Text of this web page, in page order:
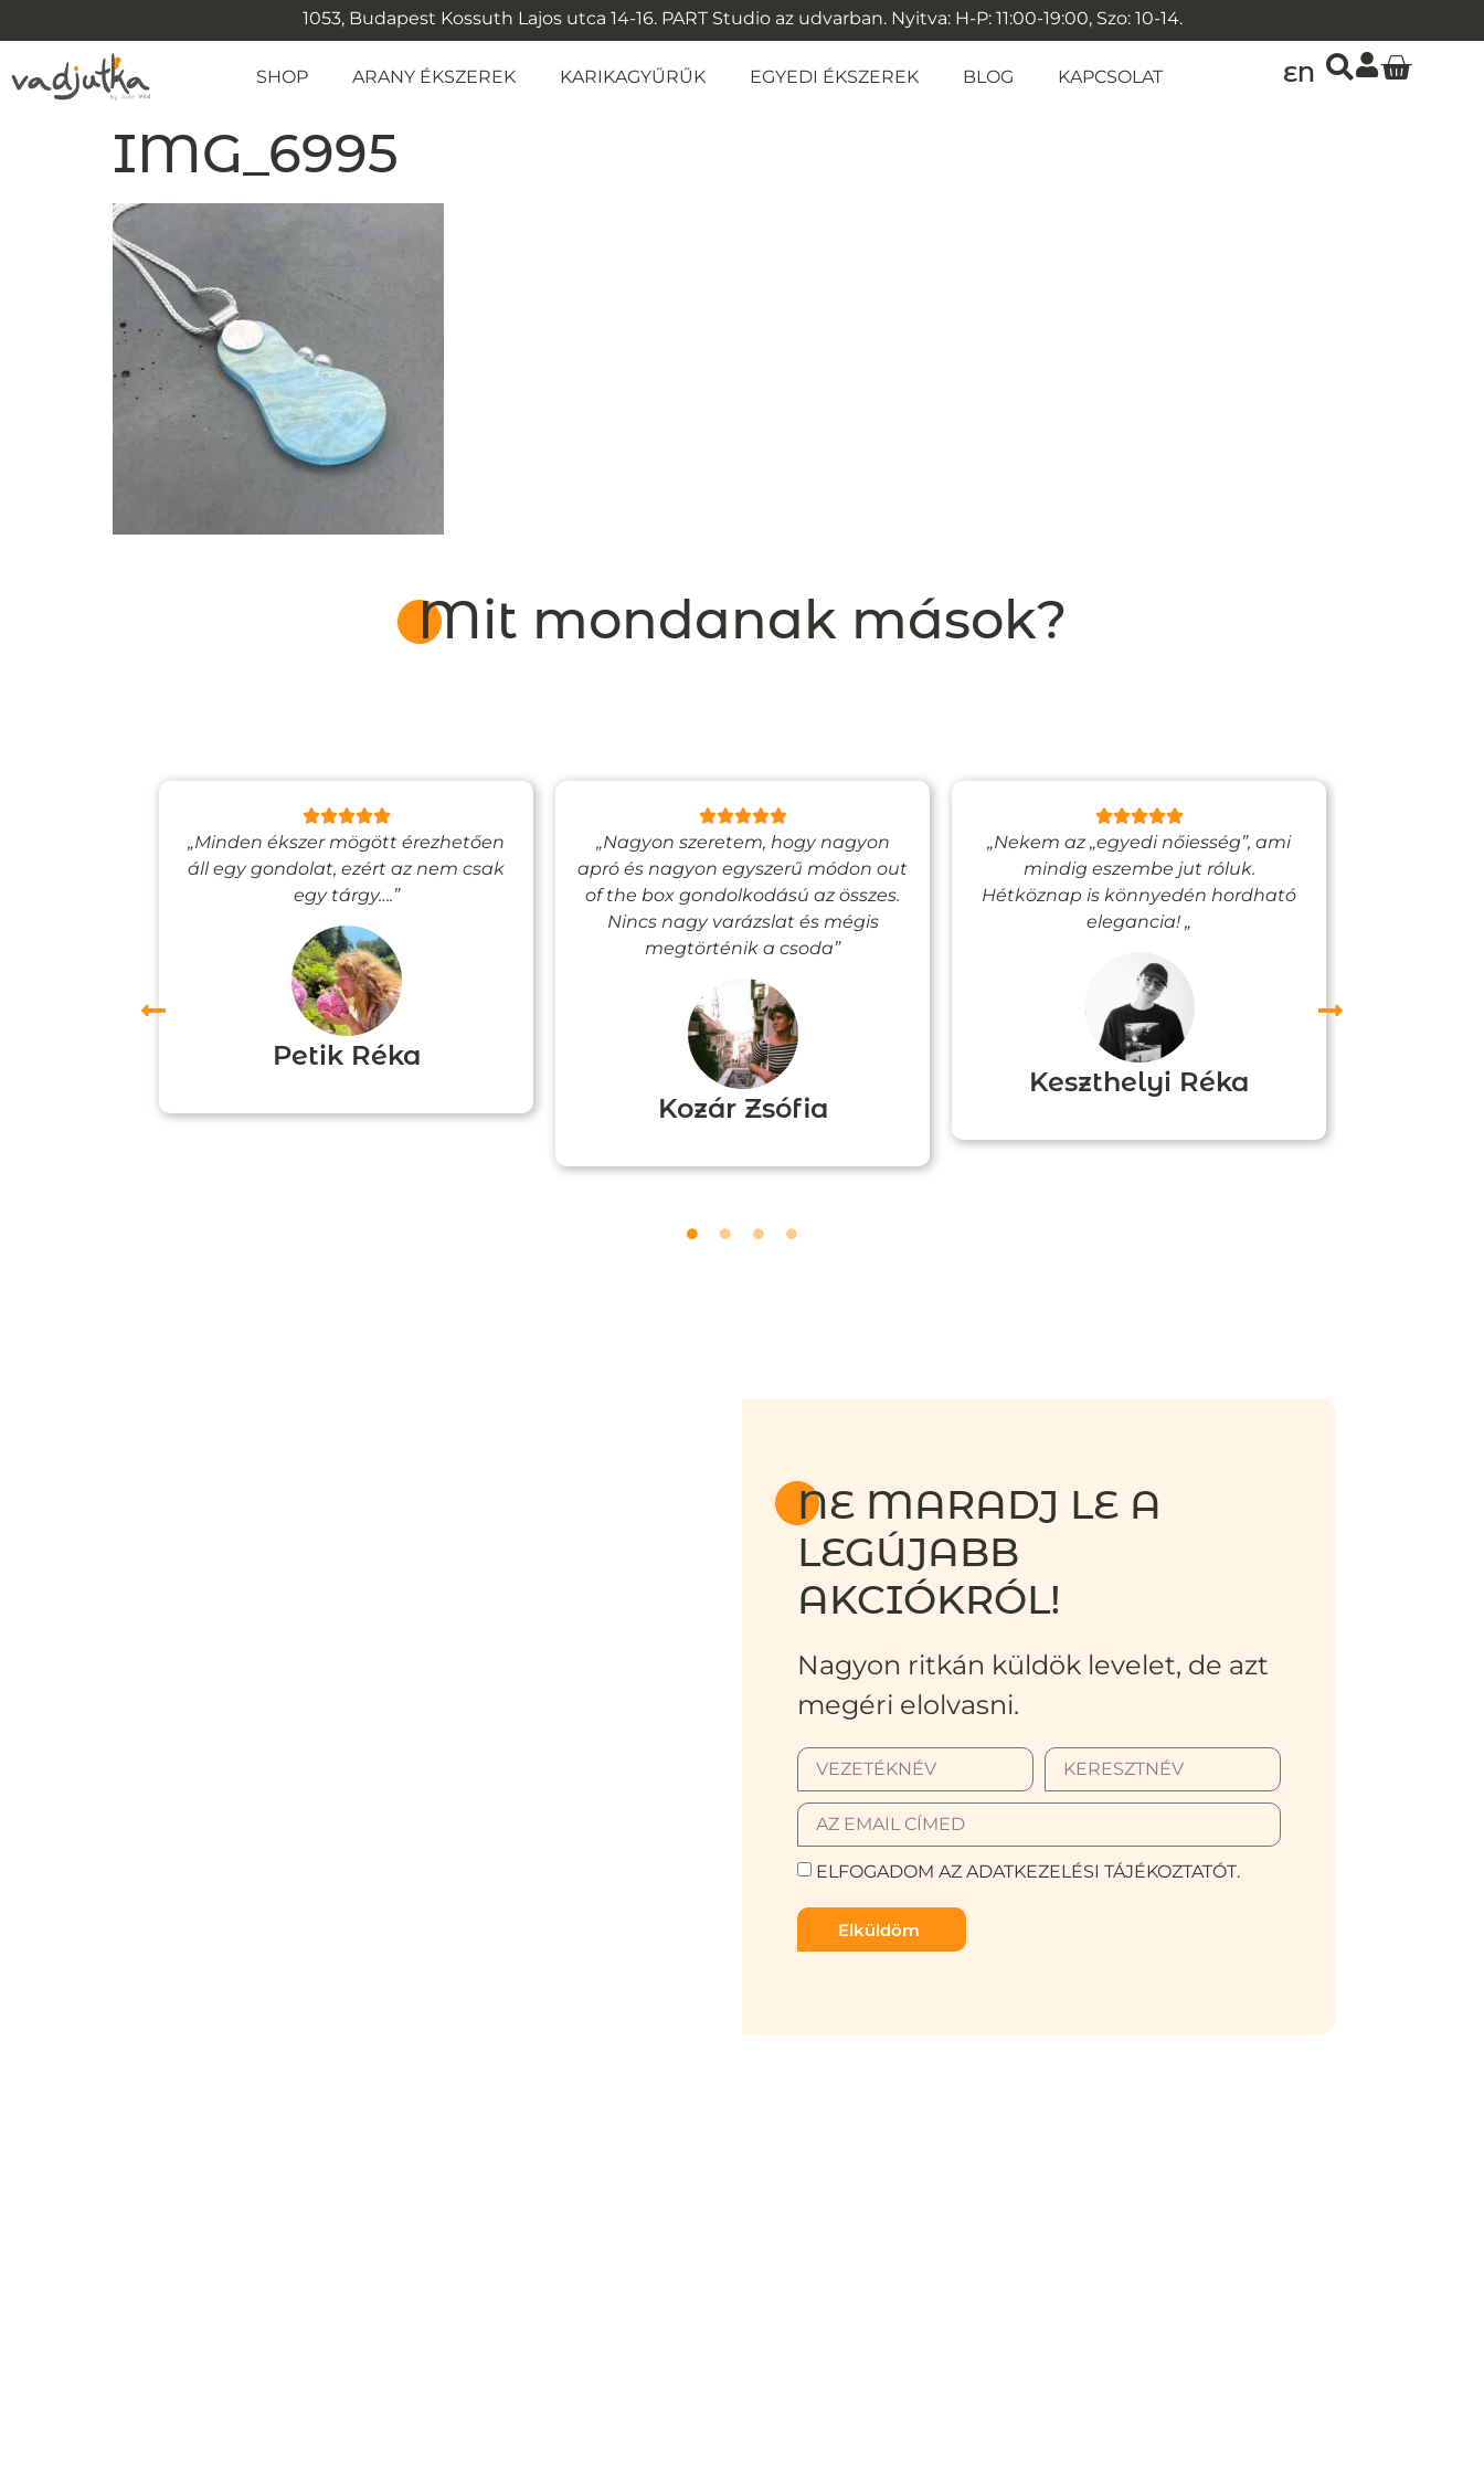
1053, Budapest Kossuth Lajos utca 14-16. PART Studio az udvarban. Nyitva: H-P: 11:00-19:00, Szo: 10-14.
SHOP ARANY ÉKSZEREK KARIKAGYŰRŰK EGYEDI ÉKSZEREK BLOG KAPCSOLAT EN
IMG_6995
Mit mondanak mások?
„Minden ékszer mögött érezhetően
áll egy gondolat, ezért az nem csak
egy tárgy….”
Petik Réka
„Nagyon szeretem, hogy nagyon
apró és nagyon egyszerű módon out
of the box gondolkodású az összes.
Nincs nagy varázslat és mégis
megtörténik a csoda”
Kozár Zsófia
„Nekem az „egyedi nőiesség”, ami
mindig eszembe jut róluk.
Hétköznap is könnyedén hordható
elegancia! „
Keszthelyi Réka
NE MARADJ LE A
LEGÚJABB
AKCIÓKRÓL!
Nagyon ritkán küldök levelet, de azt
megéri elolvasni.
ELFOGADOM AZ ADATKEZELÉSI TÁJÉKOZTATÓT.
Elküldöm